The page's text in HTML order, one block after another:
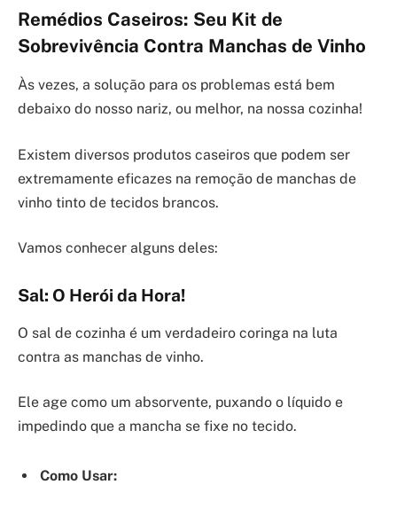
Remédios Caseiros: Seu Kit de
Sobrevivência Contra Manchas de Vinho
Às vezes, a solução para os problemas está bem
debaixo do nosso nariz, ou melhor, na nossa cozinha!
Existem diversos produtos caseiros que podem ser
extremamente eficazes na remoção de manchas de
vinho tinto de tecidos brancos.
Vamos conhecer alguns deles:
Sal: O Herói da Hora!
O sal de cozinha é um verdadeiro coringa na luta
contra as manchas de vinho.
Ele age como um absorvente, puxando o líquido e
impedindo que a mancha se fixe no tecido.
Como Usar: